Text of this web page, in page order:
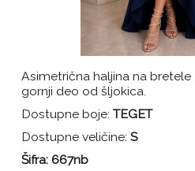
Asimetrična haljina na bretele
gornji deo od šljokica.
Dostupne boje:TEGET
Dostupne veličine: S
Šifra: 667nb